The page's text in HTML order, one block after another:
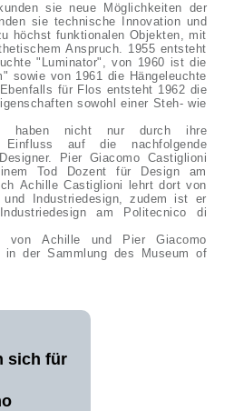
sie neue Möglichkeiten der
sie technische Innovation und
höchst funktionalen Objekten, mit
Anspruch. 1955 entsteht
"Luminator", von 1960 ist die
sowie von 1961 die Hängeleuchte
für Flos entsteht 1962 die
sowohl einer Steh- wie
haben nicht nur durch ihre
Einfluss auf die nachfolgende
Pier Giacomo Castiglioni
Tod Dozent für Design am
Achille Castiglioni lehrt dort von
und Industriedesign, zudem ist er
am Politecnico di
von Achille und Pier Giacomo
in der Sammlung des Museum of
sich für